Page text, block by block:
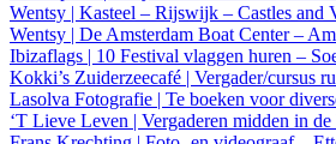
Wentsy | Kasteel – Rijswijk – Castles and
Wentsy | De Amsterdam Boat Center –
Ibizaflags | 10 Festival vlaggen huren –
Kokki’s Zuiderzeecafé | Vergader/cursus
Lasolva Fotografie | Te boeken voor
‘T Lieve Leven | Vergaderen midden in